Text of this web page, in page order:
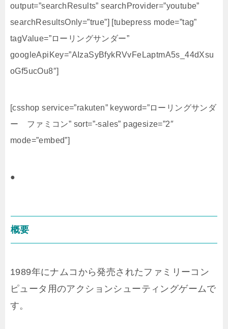
output=”searchResults” searchProvider=”youtube”
searchResultsOnly=”true”] [tubepress mode=”tag”
tagValue=”ローリングサンダー”
googleApiKey=”AIzaSyBfykRVvFeLaptmA5s_44dXsu
oGf5ucOu8″]
[csshop service=”rakuten” keyword=”ローリングサンダ
ー ファミコン” sort=”-sales” pagesize=”2″
mode=”embed”]
●
概要
1989年にナムコから発売されたファミリーコン
ピュータ用のアクションシューティングゲームで
す。